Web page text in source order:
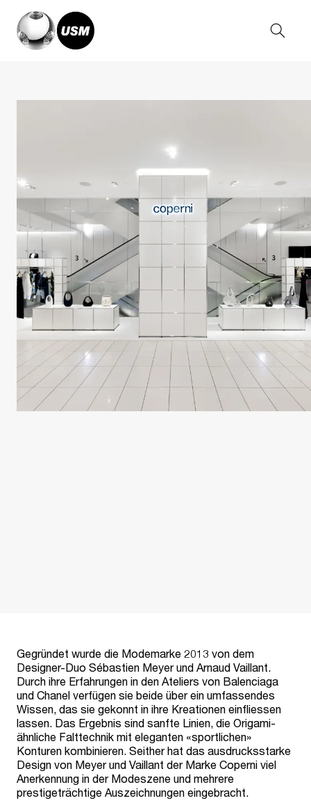
Gegründet wurde die Modemarke 2013 von dem
Designer-Duo Sébastien Meyer und Arnaud Vaillant.
Durch ihre Erfahrungen in den Ateliers von Balenciaga
und Chanel verfügen sie beide über ein umfassendes
Wissen, das sie gekonnt in ihre Kreationen einfliessen
lassen. Das Ergebnis sind sanfte Linien, die Origami-
ähnliche Falttechnik mit eleganten «sportlichen»
Konturen kombinieren. Seither hat das ausdrucksstarke
Design von Meyer und Vaillant der Marke Coperni viel
Anerkennung in der Modeszene und mehrere
prestigeträchtige Auszeichnungen eingebracht.